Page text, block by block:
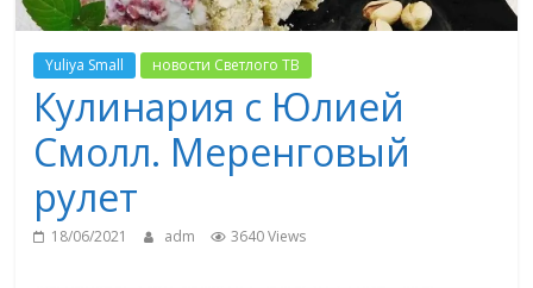
Yuliya Small новости Светлого ТВ
Кулинария с Юлией
Смолл. Меренговый
рулет
18/06/2021 adm 3640 Views